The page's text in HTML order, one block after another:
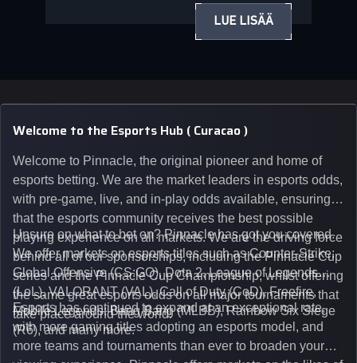
LUE LISÄÄ
Welcome to the Esports Hub ( Curacao )
Welcome to Pinnacle, the original pioneer and home of
esports betting. We are the market leaders in esports odds,
with pre-game, live, and in-play odds available, ensuring
that the esports community receives the best possible
playing experience on all markets. We are the driving force
behind all of our sponsorships, including the Pinnacle Cup
series and the Pinnacle Cup Championship, whilst offering
the same great esports odds on all major tournaments that
take place around the world.
Unsure on what to bet on? Pinnacle has got you covered.
We offer markets on esports titles such as Counter-Strike:
Global Offensive (CS:GO), Dota 2, League of Legends
(LoL), VALORANT (VAL), Call of Duty (CoD), Freefire,
Mobile Legends: Bang Bang (MLBB), Rainbow Six Siege
(R6), and many more.
Esports has continued to expand at an exceptional rate,
with more gaming titles adopting an esports model, and
more teams and tournaments than ever to broaden your